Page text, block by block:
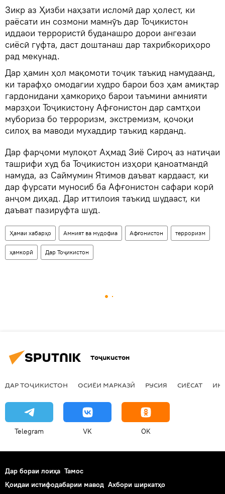
Зикр аз Ҳизби наҳзати исломӣ дар ҳолест, ки
раёсати ин созмони мамнӯъ дар Тоҷикистон
иддаои террористӣ буданашро дорои ангезаи
сиёсӣ гуфта, даст доштанаш дар тахрибкориҳоро
рад мекунад.
Дар ҳамин ҳол мақомоти тоҷик таъкид намудаанд,
ки тарафҳо омодагии худро барои боз ҳам амиқтар
гардонидани ҳамкориҳо барои таъмини амнияти
марзҳои Тоҷикистону Афғонистон дар самтҳои
мубориза бо терроризм, экстремизм, қочоқи
силоҳ ва маводи мухаддир таъкид карданд.
Дар фарҷоми мулоқот Аҳмад Зиё Сироҷ аз натиҷаи
ташрифи худ ба Тоҷикистон изҳори қаноатмандӣ
намуда, аз Саймумин Ятимов даъват кардааст, ки
дар фурсати муносиб ба Афғонистон сафари корӣ
анҷом диҳад. Дар иттилоия таъкид шудааст, ки
даъват пазируфта шуд.
Ҳамаи хабарҳо Амният ва мудофиа Афғонистон терроризм
ҳамкорӣ Дар Тоҷикистон
Тоҷикистон
ДАР ТОҶИКИСТОН ОСИЁИ МАРКАЗӢ РУСИЯ СИЁСАТ
Telegram VK OK
Дар бораи лоиҳа Тамос
Қоидаи истифодабарии мавод Ахбори ширкатҳо